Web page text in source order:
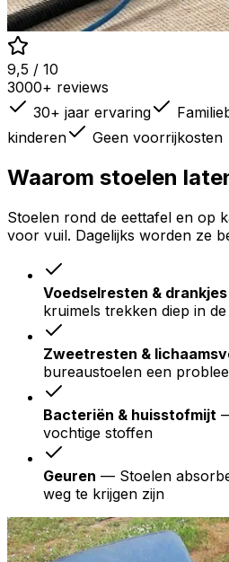
9,5 / 10
3000+ reviews
30+ jaar ervaring
kinderen
Geen voorrijkosten
Waarom stoelen
Stoelen rond de eettafel en op
voor vuil. Dagelijks worden ze
Voedselresten & drankjes
kruimels trekken diep in
Zweetresten &
bureaustoelen een
Bacteriën & huisstofmijt
vochtige stoffen
Geuren — Stoelen
weg te krijgen zijn